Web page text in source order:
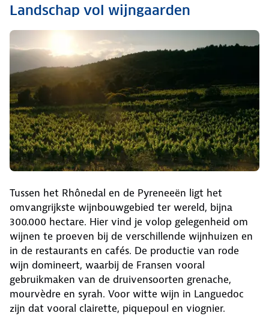
Landschap vol wijngaarden
Tussen het Rhônedal en de Pyreneeën ligt het
omvangrijkste wijnbouwgebied ter wereld, bijna
300.000 hectare. Hier vind je volop gelegenheid om
wijnen te proeven bij de verschillende wijnhuizen en
in de restaurants en cafés. De productie van rode
wijn domineert, waarbij de Fransen vooral
gebruikmaken van de druivensoorten grenache,
mourvèdre en syrah. Voor witte wijn in Languedoc
zijn dat vooral clairette, piquepoul en viognier.